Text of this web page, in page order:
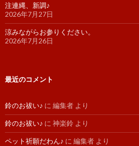
注連縄、新調♪
2026年7月27日
涼みながらお参りください。
2026年7月26日
最近のコメント
鈴のお祓い♪ に 編集者 より
鈴のお祓い♪ に 神楽鈴 より
ペット祈願だわん♪ に 編集者 より